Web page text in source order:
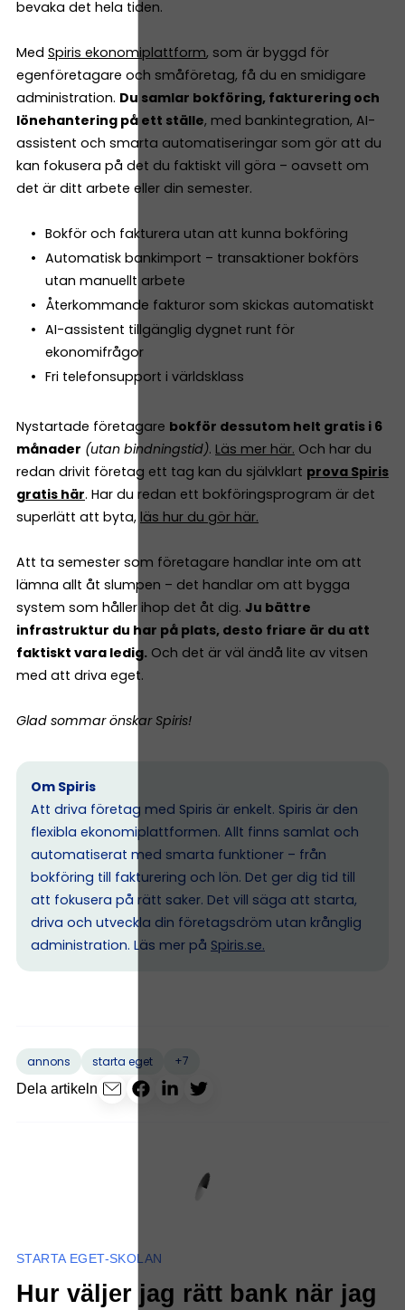
bevaka det hela tiden.
Med Spiris ekonomiplattform, som är byggd för
egenföretagare och småföretag, få du en smidigare
administration. Du samlar bokföring, fakturering och
lönehantering på ett ställe, med bankintegration, AI-
assistent och smarta automatiseringar som gör att du
kan fokusera på det du faktiskt vill göra – oavsett om
det är ditt arbete eller din semester.
Bokför och fakturera utan att kunna bokföring
Automatisk bankimport – transaktioner bokförs
utan manuellt arbete
Återkommande fakturor som skickas automatiskt
AI-assistent tillgänglig dygnet runt för
ekonomifrågor
Fri telefonsupport i världsklass
Nystartade företagare bokför dessutom helt gratis i 6
månader (utan bindningstid). Läs mer här. Och har du
redan drivit företag ett tag kan du självklart prova Spiris
gratis här. Har du redan ett bokföringsprogram är det
superlätt att byta, läs hur du gör här.
Att ta semester som företagare handlar inte om att
lämna allt åt slumpen – det handlar om att bygga
system som håller ihop det åt dig. Ju bättre
infrastruktur du har på plats, desto friare är du att
faktiskt vara ledig. Och det är väl ändå lite av vitsen
med att driva eget.
Glad sommar önskar Spiris!
Om Spiris
Att driva företag med Spiris är enkelt. Spiris är den
flexibla ekonomiplattformen. Allt finns samlat och
automatiserat med smarta funktioner – från
bokföring till fakturering och lön. Det ger dig tid till
att fokusera på rätt saker. Det vill säga att starta,
driva och utveckla din företagsdröm utan krånglig
administration. Läs mer på Spiris.se.
annons starta eget
+7
Dela artikeln
STARTA EGET-SKOLAN
Hur väljer jag rätt bank när jag